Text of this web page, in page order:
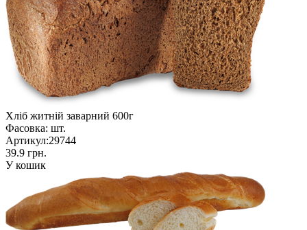
Хліб житній заварний 600г
Фасовка: шт.
Артикул:29744
39.9 грн.
У кошик